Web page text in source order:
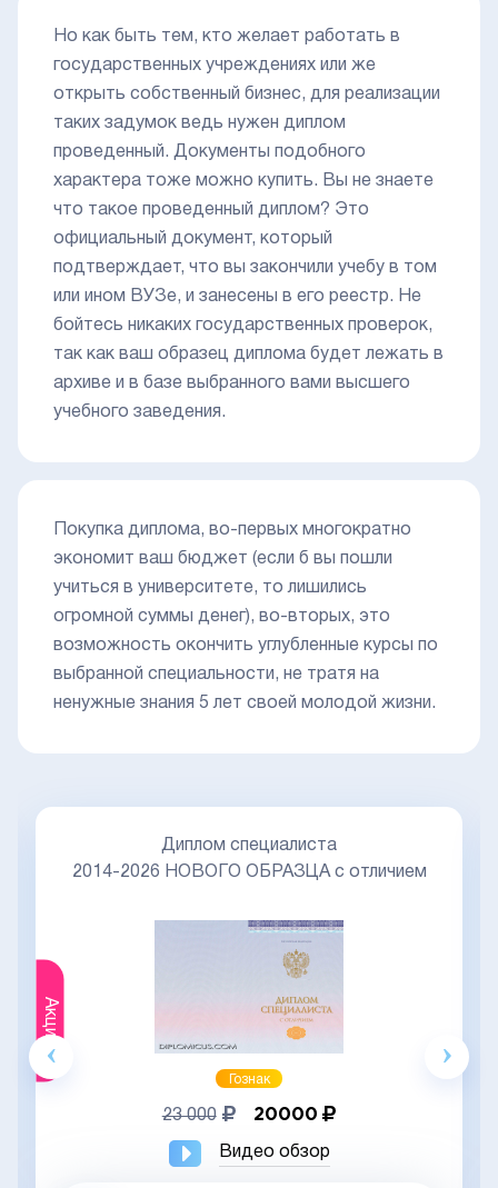
Но как быть тем, кто желает работать в
государственных учреждениях или же
открыть собственный бизнес, для реализации
таких задумок ведь нужен диплом
проведенный. Документы подобного
характера тоже можно купить. Вы не знаете
что такое проведенный диплом? Это
официальный документ, который
подтверждает, что вы закончили учебу в том
или ином ВУЗе, и занесены в его реестр. Не
бойтесь никаких государственных проверок,
так как ваш образец диплома будет лежать в
архиве и в базе выбранного вами высшего
учебного заведения.
Покупка диплома, во-первых многократно
экономит ваш бюджет (если б вы пошли
учиться в университете, то лишились
огромной суммы денег), во-вторых, это
возможность окончить углубленные курсы по
выбранной специальности, не тратя на
ненужные знания 5 лет своей молодой жизни.
Акция
Диплом специалиста
2014-2026 НОВОГО ОБРАЗЦА с отличием
Гознак
23 000 20000
Видео обзор